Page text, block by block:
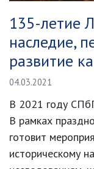
135-летие
наследие,
развитие
04.03.2021
В 2021 году
В рамках
готовит
историческому